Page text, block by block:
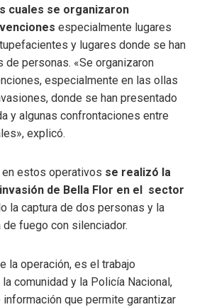
cuales se organizaron
especialmente lugares
y lugares donde se han
personas. «Se organizaron
especialmente en las ollas
donde se han presentado
y algunas confrontaciones entre
explicó.
en estos operativos se realizó la
de Bella Flor en el sector
la captura de dos personas y la
de fuego con silenciador.
la operación, es el trabajo
comunidad y la Policía Nacional,
que permite garantizar